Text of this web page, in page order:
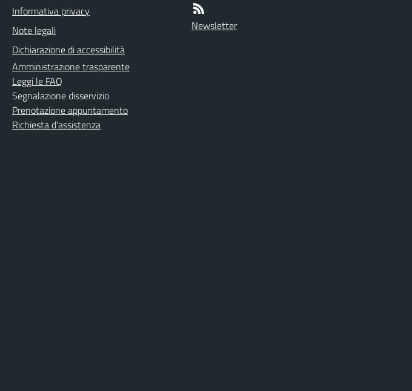
Informativa privacy
Note legali
Dichiarazione di accessibilità
Amministrazione trasparente
Leggi le FAQ
Segnalazione disservizio
Prenotazione appuntamento
Richiesta d'assistenza
Newsletter